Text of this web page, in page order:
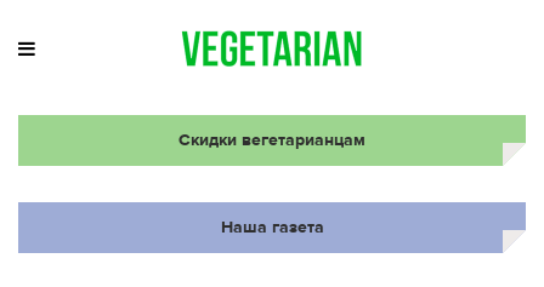
Скидки вегетарианцам
Наша газета